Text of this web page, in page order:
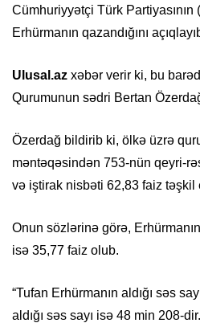
Cümhuriyyətçi Türk Partiyasının
Erhürmanın qazandığını
Ulusal.az xəbər verir ki, bu
Qurumunun sədri Bertan
Özerdağ bildirib ki, ölkə üzrə
məntəqəsindən 753-nün qeyri-
və iştirak nisbəti 62,83 faiz təşkil
Onun sözlərinə görə,
isə 35,77 faiz olub.
“Tufan Erhürmanın aldığı səs
aldığı səs sayı isə 48 min 208-